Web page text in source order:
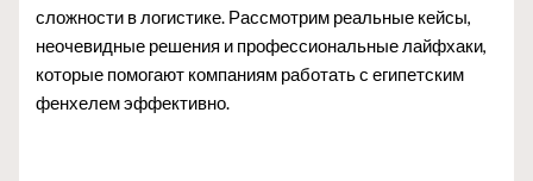
сложности в логистике. Рассмотрим реальные кейсы,
неочевидные решения и профессиональные лайфхаки,
которые помогают компаниям работать с египетским
фенхелем эффективно.